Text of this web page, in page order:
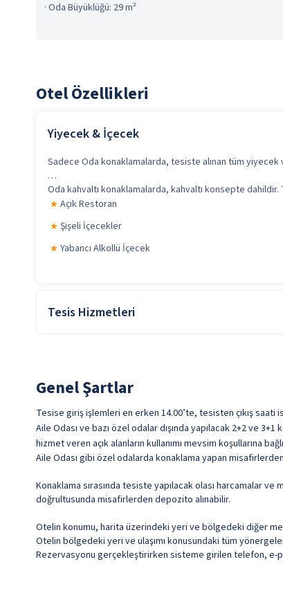
· Oda Büyüklüğü: 29 m²
Otel Özellikleri
Yiyecek & İçecek
Sadece Oda konaklamalarda, tesiste alınan tüm
Oda kahvaltı konaklamalarda, kahvaltı konsepte
Açık Restoran
Şişeli İçecekler
Yabancı Alkollü İçecek
Tesis Hizmetleri
Kuru Temizleme
Genel Şartlar
Tesise giriş işlemleri en erken 14.00’te, tesisten çıkış saati
Aile Odası ve bazı özel odalar dışında yapılacak 2+2 ve
hizmet veren açık alanların kullanımı mevsim koşullarına
Aile Odası gibi özel odalarda konaklama yapan
Konaklama sırasında tesiste yapılacak olası harcamalar
doğrultusunda misafirlerden depozito alınabilir.
Otelin konumu, harita üzerindeki yeri ve bölgedeki diğer
Otelin bölgedeki yeri ve ulaşımı konusundaki tüm
Rezervasyonu gerçekleştirirken sisteme girilen telefon, e-